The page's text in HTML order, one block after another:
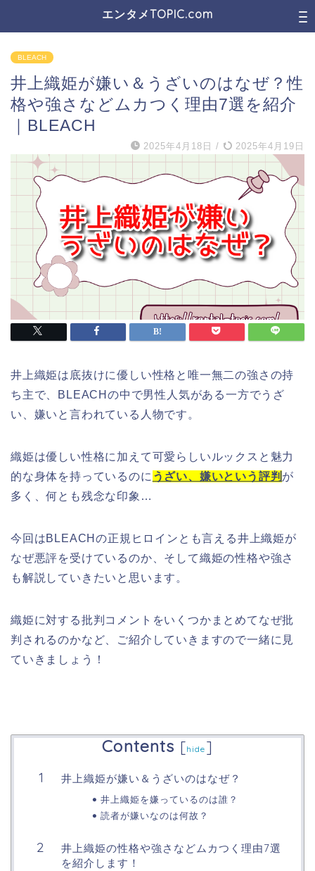
エンタメTOPIC.com
BLEACH
井上織姫が嫌い＆うざいのはなぜ？性
格や強さなどムカつく理由7選を紹介
｜BLEACH
2025年4月18日 / 2025年4月19日
井上織姫は底抜けに優しい性格と唯一無二の強さの持
ち主で、BLEACHの中で男性人気がある一方でうざ
い、嫌いと言われている人物です。
織姫は優しい性格に加えて可愛らしいルックスと魅力
的な身体を持っているのに うざい、嫌いという評判 が
多く、何とも残念な印象…
今回はBLEACHの正規ヒロインとも言える井上織姫が
なぜ悪評を受けているのか、そして織姫の性格や強さ
も解説していきたいと思います。
織姫に対する批判コメントをいくつかまとめてなぜ批
判されるのかなど、ご紹介していきますので一緒に見
ていきましょう！
Contents [hide ]
井上織姫が嫌い＆うざいのはなぜ？
井上織姫を嫌っているのは誰？
読者が嫌いなのは何故？
井上織姫の性格や強さなどムカつく理由7選
を紹介します！